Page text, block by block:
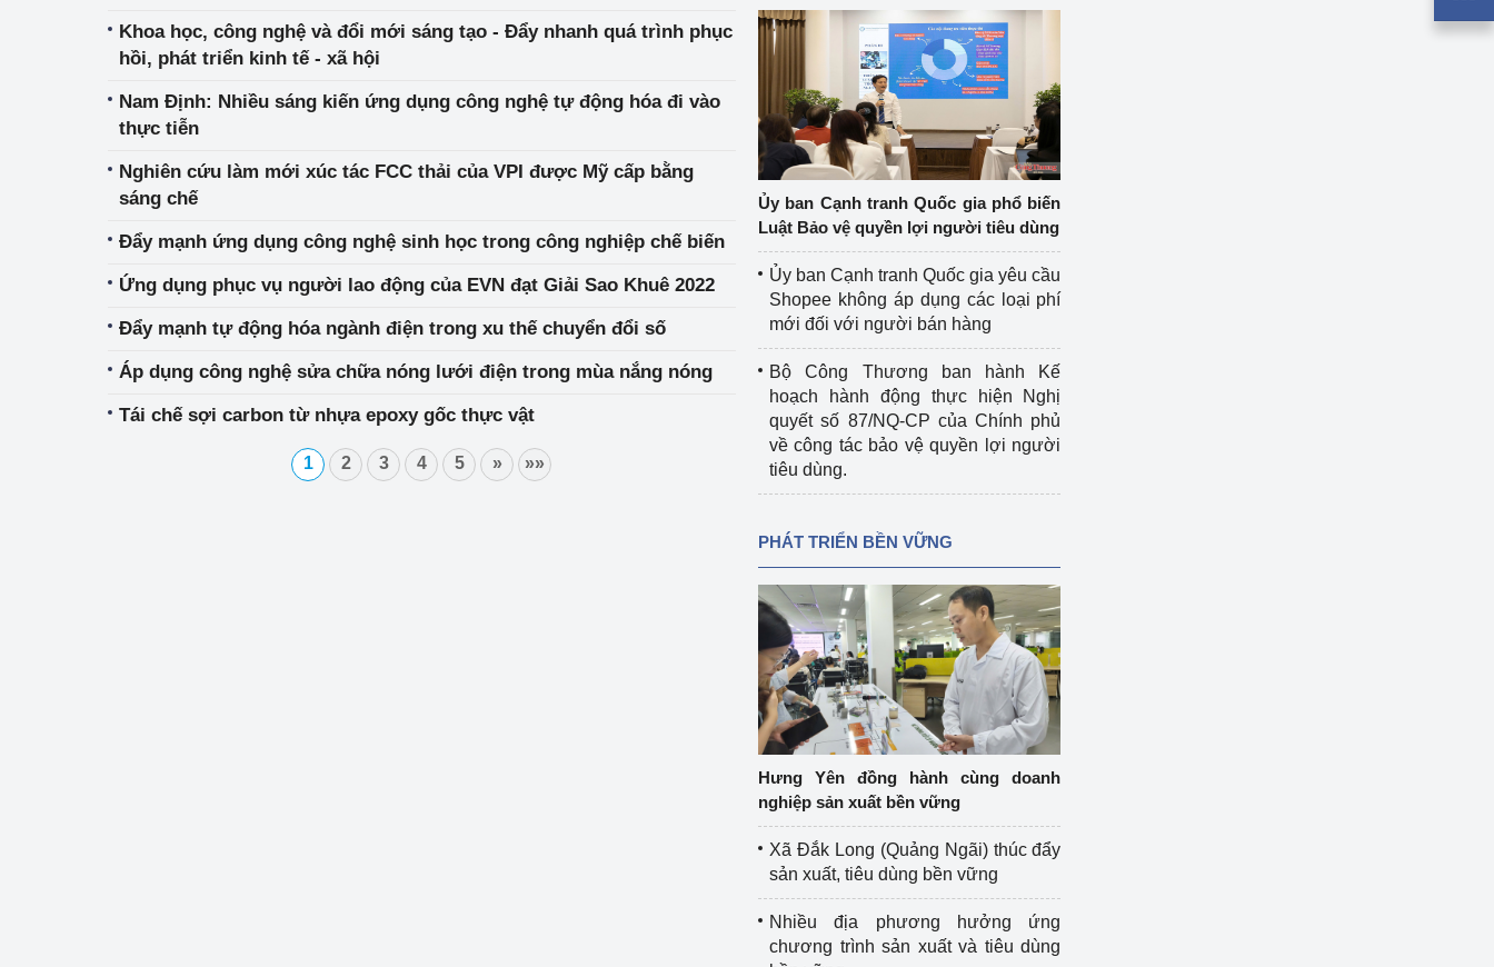
Khoa học, công nghệ và đổi mới sáng tạo - Đẩy nhanh quá trình phục
hồi, phát triển kinh tế - xã hội
Nam Định: Nhiều sáng kiến ứng dụng công nghệ tự động hóa đi vào
thực tiễn
Nghiên cứu làm mới xúc tác FCC thải của VPI được Mỹ cấp bằng
sáng chế
Đẩy mạnh ứng dụng công nghệ sinh học trong công nghiệp chế biến
Ứng dụng phục vụ người lao động của EVN đạt Giải Sao Khuê 2022
Đẩy mạnh tự động hóa ngành điện trong xu thế chuyển đổi số
Áp dụng công nghệ sửa chữa nóng lưới điện trong mùa nắng nóng
Tái chế sợi carbon từ nhựa epoxy gốc thực vật
1 2 3 4 5 » »»
Ủy ban Cạnh tranh Quốc gia phổ biến
Luật Bảo vệ quyền lợi người tiêu dùng
Ủy ban Cạnh tranh Quốc gia yêu cầu
Shopee không áp dụng các loại phí
mới đối với người bán hàng
Bộ Công Thương ban hành Kế
hoạch hành động thực hiện Nghị
quyết số 87/NQ-CP của Chính phủ
về công tác bảo vệ quyền lợi người
tiêu dùng.
PHÁT TRIỂN BỀN VỮNG
Hưng Yên đồng hành cùng doanh
nghiệp sản xuất bền vững
Xã Đắk Long (Quảng Ngãi) thúc đẩy
sản xuất, tiêu dùng bền vững
Nhiều địa phương hưởng ứng
chương trình sản xuất và tiêu dùng